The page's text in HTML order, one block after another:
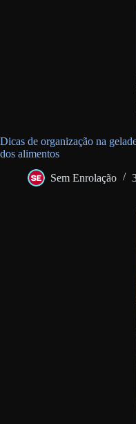
Dicas de organização na
dos alimentos
Sem Enrolação